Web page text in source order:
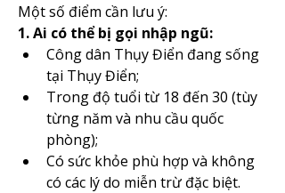
Một số điểm cần lưu ý:
1. Ai có thể bị gọi nhập ngũ:
Công dân Thụy Điển đang sống
tại Thụy Điển;
Trong độ tuổi từ 18 đến 30 (tùy
từng năm và nhu cầu quốc
phòng);
Có sức khỏe phù hợp và không
có các lý do miễn trừ đặc biệt.